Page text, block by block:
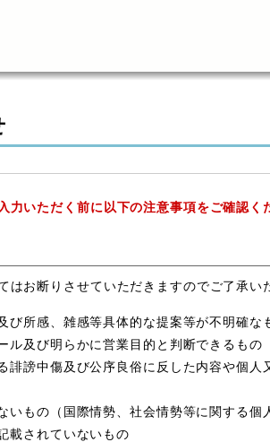
力いただく前に以下の注意事項をご確認く
はお断りさせていただきますのでご了承い
び所感、雑感等具体的な提案等が不明確な
ル及び明らかに営業目的と判断できるもの
誹謗中傷及び公序良俗に反した内容や個人
いもの（国際情勢、社会情勢等に関する個
載されていないもの